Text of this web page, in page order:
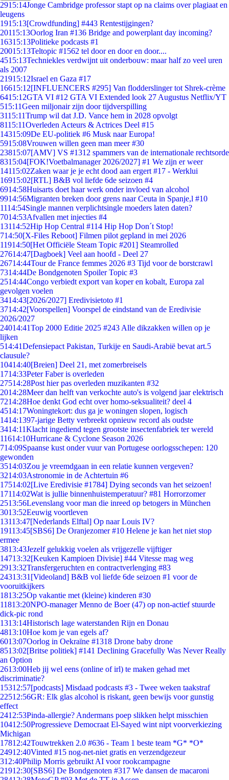
2915:14Jonge Cambridge professor stapt op na claims over plagiaat en
leugens
1915:13[Crowdfunding] #443 Rentestijgingen?
20115:13Oorlog Iran #136 Bridge and powerplant day incoming?
16315:13Politieke podcasts #1
20015:13Teltopic #1562 tel door en door en door....
4515:13Techniekles verdwijnt uit onderbouw: maar half zo veel uren
als 2007
21915:12Israel en Gaza #17
16615:12[INFLUENCERS #295] Van flodderslinger tot Shrek-crème
6415:12GTA VI #12 GTA VI Extended look 27 Augustus Netflix/YT
515:11Geen miljonair zijn door tijdverspilling
3115:11Trump wil dat J.D. Vance hem in 2028 opvolgt
8115:11Overleden Acteurs & Actrices Deel #15
14315:09De EU-politiek #6 Musk naar Europa!
5915:08Vrouwen willen geen man meer #30
23815:07[AMV] VS #1312 spammers van de internationale rechtsorde
8315:04[FOK!Voetbalmanager 2026/2027] #1 We zijn er weer
14115:02Zaken waar je je echt dood aan ergert #17 - Werklui
16915:02[RTL] B&B vol liefde 6de seizoen #4
6914:58Huisarts doet haar werk onder invloed van alcohol
9914:56Migranten breken door grens naar Ceuta in Spanje,l #10
1114:54Single mannen verplichtsingle moeders laten daten?
7014:53Afvallen met injecties #4
13114:52Hip Hop Central #114 Hip Hop Don´t Stop!
714:50[X-Files Reboot] Filmen pilot gepland in mei 2026
11914:50[Het Officiële Steam Topic #201] Steamrolled
27614:47[Dagboek] Veel aan hoofd - Deel 27
26714:44Tour de France femmes 2026 #3 Tijd voor de borstcrawl
7314:44De Bondgenoten Spoiler Topic #3
2514:44Congo verbiedt export van koper en kobalt, Europa zal
gevolgen voelen
3414:43[2026/2027] Eredivisietoto #1
3714:42[Voorspellen] Voorspel de eindstand van de Eredivisie
2026/2027
24014:41Top 2000 Editie 2025 #243 Alle dikzakken willen op je
lijken
514:41Defensiepact Pakistan, Turkije en Saudi-Arabië bevat art.5
clausule?
10414:40[Breien] Deel 21, met zomerbreisels
1714:33Peter Faber is overleden
27514:28Post hier pas overleden muzikanten #32
2014:28Meer dan helft van verkochte auto's is volgend jaar elektrisch
7214:28Hoe denkt God echt over homo-seksualiteit? deel 4
4514:17Woningtekort: dus ga je woningen slopen, logisch
1414:1397-jarige Betty verbreekt opnieuw record als oudste
3414:11Klacht ingediend tegen grootste insectenfabriek ter wereld
11614:10Hurricane & Cyclone Season 2026
714:09Spaanse kust onder vuur van Portugese oorlogsschepen: 120
gewonden
3514:03Zou je vreemdgaan in een relatie kunnen vergeven?
3214:03Astronomie in de Achtertuin #6
17514:02[Live Eredivisie #1784] Dying seconds van het seizoen!
17114:02Wat is jullie binnenhuistemperatuur? #81 Horrorzomer
2513:56Levenslang voor man die inreed op betogers in München
3013:52Eeuwig voortleven
13113:47[Nederlands Elftal] Op naar Louis IV?
19113:45[SBS6] De Oranjezomer #10 Helene je kan het niet stop
ermee
3813:43Jezelf gelukkig voelen als vrijgezelle vijftiger
14713:32[Keuken Kampioen Divisie] #44 Vitesse mag weg
2913:32Transfergeruchten en contractverlenging #83
24313:31 [Videoland] B&B vol liefde 6de seizoen #1 voor de
vooruitkijkers
1813:25Op vakantie met (kleine) kinderen #30
11813:20NPO-manager Menno de Boer (47) op non-actief stuurde
dick-pic rond
1313:14Historisch lage waterstanden Rijn en Donau
4813:10Hoe kom je van egels af?
6013:07Oorlog in Oekraïne #1318 Drone baby drone
8513:02[Britse politiek] #141 Declining Gracefully Was Never Really
an Option
2613:00Heb jij wel eens (online of irl) te maken gehad met
discriminatie?
15312:57[podcasts] Misdaad podcasts #3 - Twee weken taakstraf
22512:56GR: Elk glas alcohol is riskant, geen bewijs voor gunstig
effect
2412:53Pinda-allergie? Andermans poep slikken helpt misschien
10412:50Progressieve Democraat El-Sayed wint nipt voorverkiezing
Michigan
17812:42Touwtrekken 2.0 #636 - Team 1 beste team *G* *O*
24912:40Vinted #15 nog-net-niet gratis en verzendgezeur
312:40Philip Morris gebruikt AI voor rookcampagne
21912:30[SBS6] De Bondgenoten #317 We dansen de macaroni